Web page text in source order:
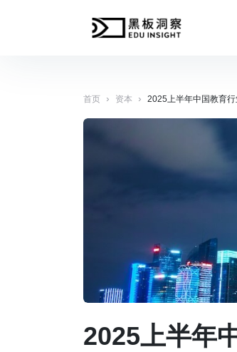
首页 › 资本 › 2025上半年中国教育
2025上半年